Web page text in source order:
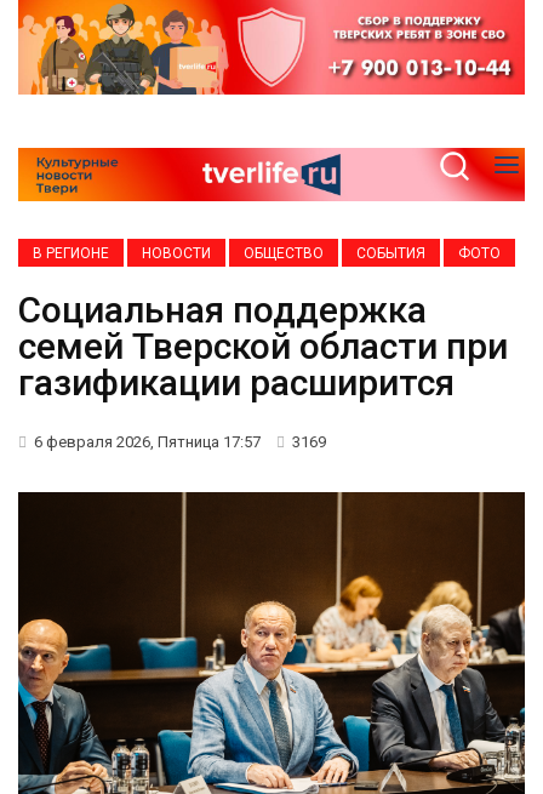
В РЕГИОНЕ НОВОСТИ ОБЩЕСТВО СОБЫТИЯ ФОТО
Социальная поддержка
семей Тверской области при
газификации расширится
6 февраля 2026, Пятница 17:57 3169